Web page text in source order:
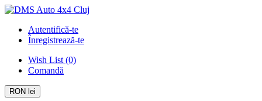
Autentifică-te
Înregistrează-te
Wish List (0)
Comandă
RON lei